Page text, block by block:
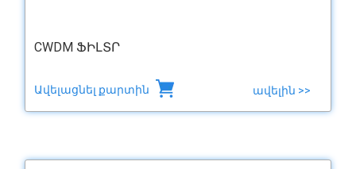
CWDM ՖԻԼՏՐ
Ավելացնել քարտին ավելին >>